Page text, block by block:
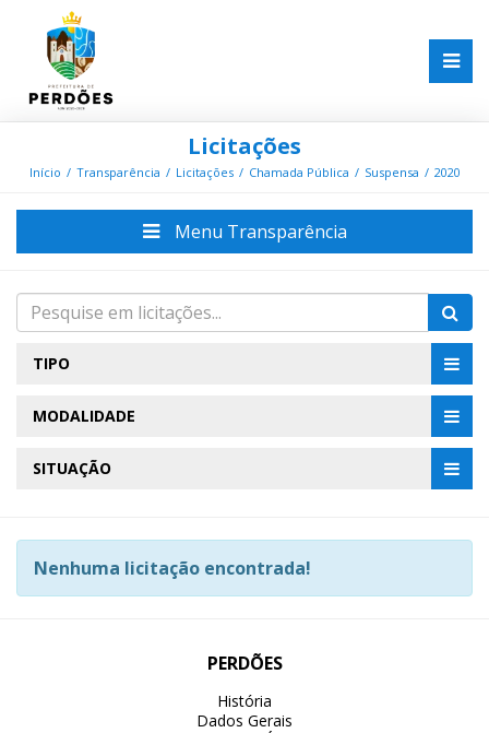
Licitações
Início Transparência Licitações Chamada Pública Suspensa 2020
Menu Transparência
TIPO
MODALIDADE
SITUAÇÃO
Nenhuma licitação encontrada!
PERDÕES
História
Dados Gerais